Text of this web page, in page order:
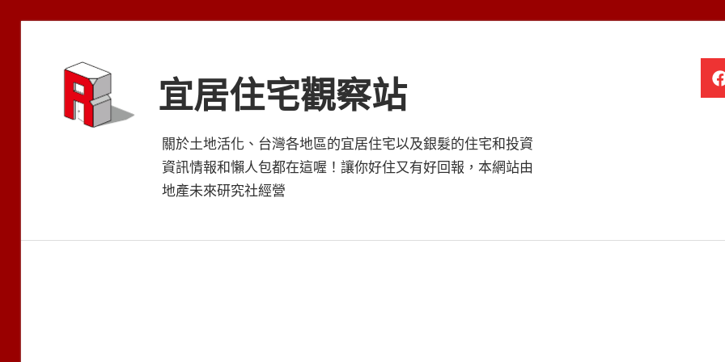
宜居住宅觀察站
關於土地活化、台灣各地區的宜居住宅以及銀髮的住宅和投資
資訊情報和懶人包都在這喔！讓你好住又有好回報，本網站由
地產未來研究社經營
銀
髮
住